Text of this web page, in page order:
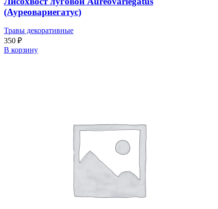
(Ауреовариегатус)
Травы декоративные
350 ₽
В корзину